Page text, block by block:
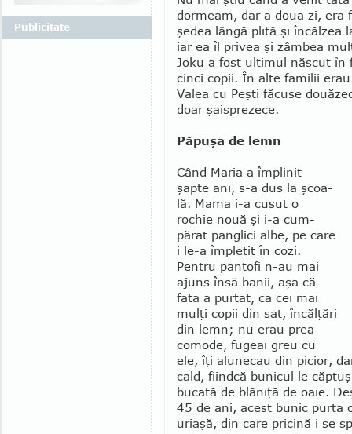
dormeam, dar a doua zi, era
şedea lângă plită şi încălzea
iar ea îl privea şi zâmbea
Joku a fost ultimul născut în
cinci copii. În alte familii
Valea cu Peşti făcuse
doar şaisprezece.
Păpuşa de lemn
Când Maria a împlinit
şapte ani, s-a dus la şcoa­
lă. Mama i-a cusut o
rochie nouă şi i-a cum­
părat panglici albe, pe care
i le-a împletit în cozi.
Pentru pantofi n-au mai
ajuns însă banii, aşa că
fata a purtat, ca cei mai
mulţi copii din sat, încălţări
din lemn; nu erau prea
comode, fu­geai greu cu
ele, îţi alu­necau din picior,
cald, fiindcă bunicul le
bucată de blăniţă de oaie.
45 de ani, acest bunic purta
uriaşă, din care pricină i se
Publicitate